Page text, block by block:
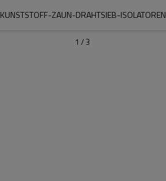
KUNSTSTOFF-ZAUN-DRAHTSIEB-ISOLATOREN
1 /3